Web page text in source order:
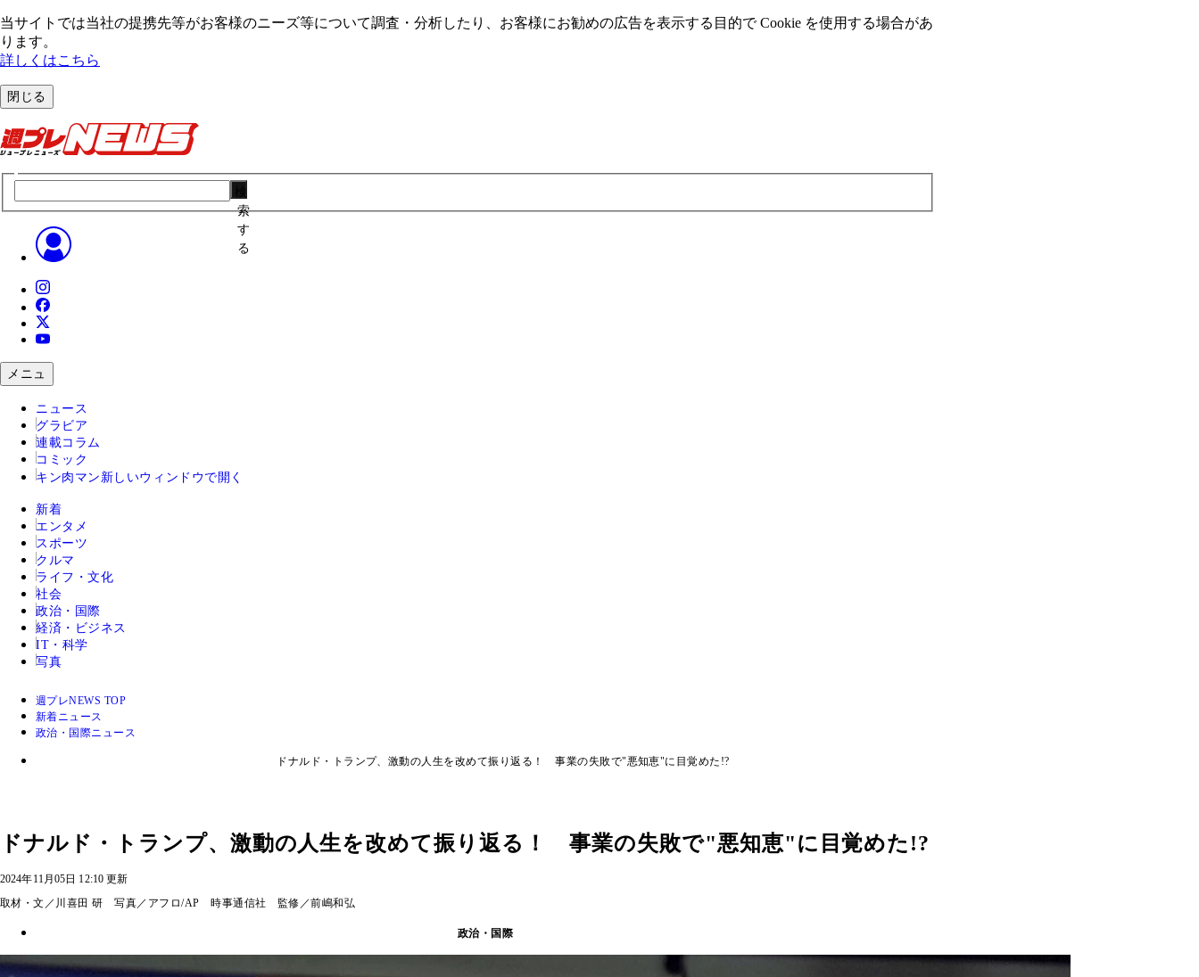
当サイトでは当社の提携先等がお客様のニーズ等について調査・分析したり、お客様にお勧めの広告を表⽰する⽬的で Cookie を使⽤する場合があ
ります。
詳しくはこちら
閉じる
索
す
る
メニュ
ニュース
グラビア
連載コラム
コミック
キン肉マン 新しいウィンドウで開く
新着
エンタメ
スポーツ
クルマ
ライフ・文化
社会
政治・国際
経済・ビジネス
IT・科学
写真
週プレNEWS TOP
新着ニュース
政治・国際ニュース
ドナルド・トランプ、激動の人生を改めて振り返る！ 事業の失敗で"悪知恵"に目覚めた!?
ドナルド・トランプ、激動の人生を改めて振り返る！ 事業の失敗で"悪知恵"に目覚めた!?
2024年11月05日 12:10 更新
取材・文／川喜田 研 写真／アフロ/AP 時事通信社 監修／前嶋和弘
政治・国際